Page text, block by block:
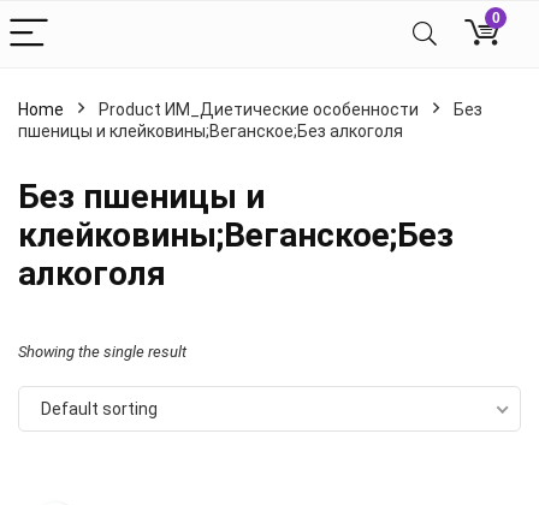
0
Home Product ИМ_Диетические особенности
Без
пшеницы и клейковины;Веганское;Без алкоголя
Без пшеницы и
клейковины;Веганское;Без
алкоголя
Showing the single result
Default sorting